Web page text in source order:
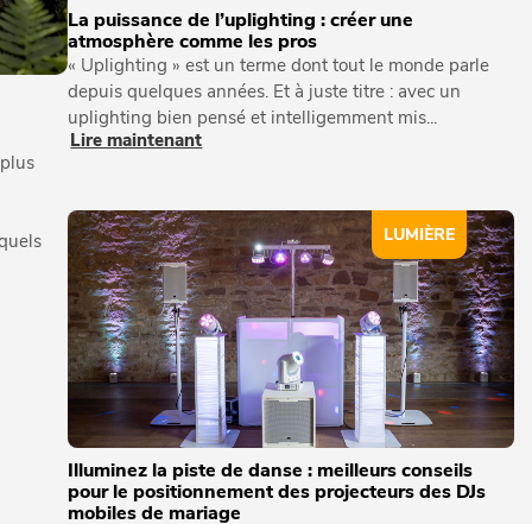
La puissance de l’uplighting : créer une
atmosphère comme les pros
« Uplighting » est un terme dont tout le monde parle
depuis quelques années. Et à juste titre : avec un
uplighting bien pensé et intelligemment mis...
Lire maintenant
LUMIÈRE
Illuminez la piste de danse : meilleurs conseils
pour le positionnement des projecteurs des DJs
mobiles de mariage